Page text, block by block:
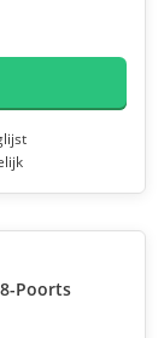
Poorts